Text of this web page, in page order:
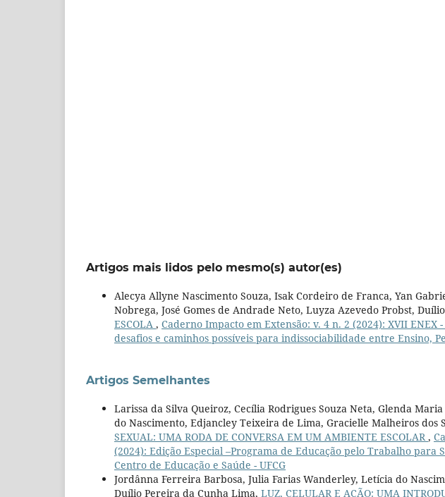
Artigos mais lidos pelo mesmo(s) autor(es)
Alecya Allyne Nascimento Souza, Isak Cordeiro de Franca, Yan
Nobrega, José Gomes de Andrade Neto, Luyza Azevedo Probst,
ESCOLA , Caderno Impacto em Extensão: v. 4 n. 2 (2024): XVII
desafios e caminhos possíveis para indissociabilidade entre Ensino,
Artigos Semelhantes
Larissa da Silva Queiroz, Cecília Rodrigues Souza Neta, Glenda
do Nascimento, Edjancley Teixeira de Lima, Gracielle Malheiros dos
SEXUAL: UMA RODA DE CONVERSA EM UM AMBIENTE ESCOLAR ,
(2024): Edição Especial –Programa de Educação pelo Trabalho para
Centro de Educação e Saúde - UFCG
Jordânna Ferreira Barbosa, Julia Farias Wanderley, Letícia do
Duílio Pereira da Cunha Lima, LUZ, CELULAR E AÇÃO: UMA